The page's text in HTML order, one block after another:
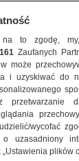
dobry!
na to zgodę,
161Zaufanych
może
i uzyskiwać do
wycofać
uzasadniony
plików